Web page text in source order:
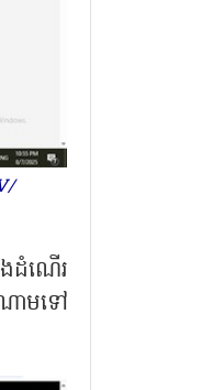
ដំណើរ
ណាមទៅ